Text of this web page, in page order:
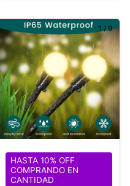
1 /9
HASTA 10% OFF
COMPRANDO EN
CANTIDAD